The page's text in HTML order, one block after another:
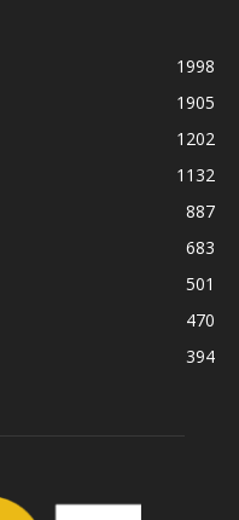
1998
1905
1202
1132
887
683
501
470
394